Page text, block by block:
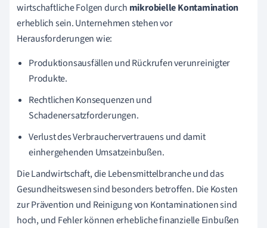
wirtschaftliche Folgen durch mikrobielle Kontamination
erheblich sein. Unternehmen stehen vor
Herausforderungen wie:
Produktionsausfällen und Rückrufen verunreinigter
Produkte.
Rechtlichen Konsequenzen und
Schadenersatzforderungen.
Verlust des Verbrauchervertrauens und damit
einhergehenden Umsatzeinbußen.
Die Landwirtschaft, die Lebensmittelbranche und das
Gesundheitswesen sind besonders betroffen. Die Kosten
zur Prävention und Reinigung von Kontaminationen sind
hoch, und Fehler können erhebliche finanzielle Einbußen